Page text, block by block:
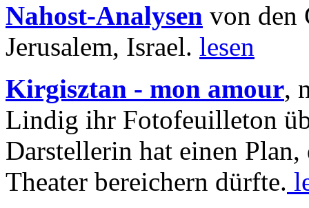
Nahost-Analysen von den
Jerusalem, Israel. lesen
Kirgisztan - mon amour,
Lindig ihr Fotofeuilleton
Darstellerin hat einen Plan,
Theater bereichern dürfte.